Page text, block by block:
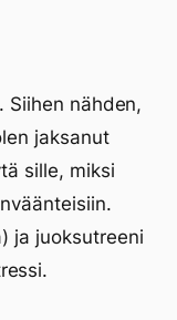
Siihen nähden,
jaksanut
sille, miksi
ja juoksutreeni